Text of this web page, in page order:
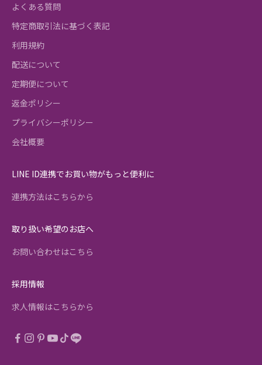
よくある質問
特定商取引法に基づく表記
利用規約
配送について
定期便について
返金ポリシー
プライバシーポリシー
会社概要
LINE ID連携でお買い物がもっと便利に
連携方法はこちらから
取り扱い希望のお店へ
お問い合わせはこちら
採用情報
求人情報はこちらから